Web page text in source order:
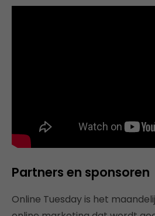
Partners en sponsoren
Online Tuesday is het